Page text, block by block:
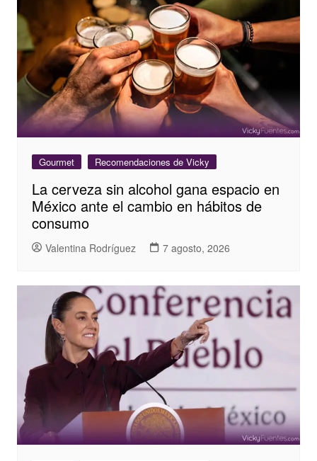
Gourmet Recomendaciones de Vicky
La cerveza sin alcohol gana espacio en
México ante el cambio en hábitos de
consumo
Valentina Rodríguez 7 agosto, 2026